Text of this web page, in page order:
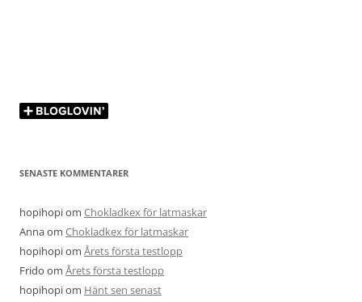
SENASTE KOMMENTARER
hopihopiom Chokladkex för latmaskar
Annaom Chokladkex för latmaskar
hopihopiom Årets första testlopp
Frido om Årets första testlopp
hopihopiom Hänt sen senast